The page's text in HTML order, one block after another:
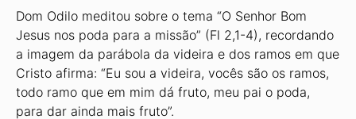
Dom Odilo meditou sobre o tema “O Senhor Bom
Jesus nos poda para a missão” (Fl 2,1-4), recordando
a imagem da parábola da videira e dos ramos em que
Cristo afirma: “Eu sou a videira, vocês são os ramos,
todo ramo que em mim dá fruto, meu pai o poda,
para dar ainda mais fruto”.